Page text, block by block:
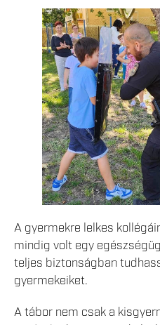
A gyermekre lelkes
mindig volt egy
teljes biztonságban
gyermekeiket.
A tábor nem csak a